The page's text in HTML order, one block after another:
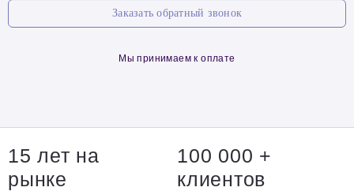
Заказать обратный звонок
Мы принимаем к оплате
15 лет на
рынке
100 000 +
клиентов